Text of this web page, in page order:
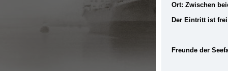
Ort: Zwischen
Der Eintritt ist
Freunde der